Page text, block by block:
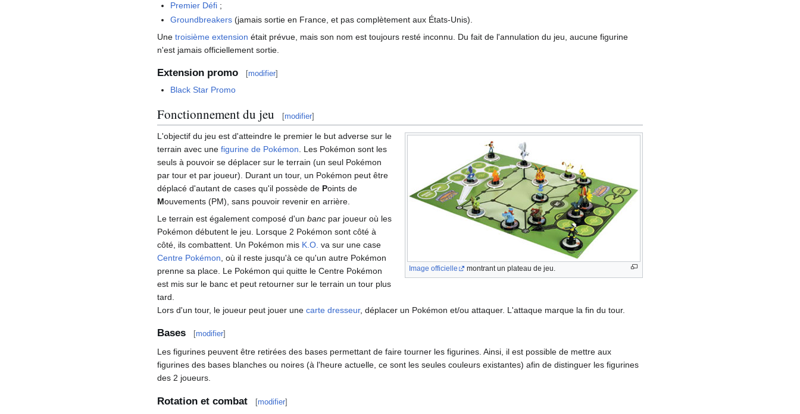
Premier Défi ;
Groundbreakers (jamais sortie en France, et pas complètement aux États-Unis).
Une troisième extension était prévue, mais son nom est toujours resté inconnu. Du fait de l'annulation du jeu, aucune figurine
n'est jamais officiellement sortie.
Extension promo [modifier]
Black Star Promo
Fonctionnement du jeu [modifier]
Image officielle montrant un plateau de jeu.
L'objectif du jeu est d'atteindre le premier le but adverse sur le
terrain avec une figurine de Pokémon . Les Pokémon sont les
seuls à pouvoir se déplacer sur le terrain (un seul Pokémon
par tour et par joueur). Durant un tour, un Pokémon peut être
déplacé d'autant de cases qu'il possède de Points de
Mouvements (PM), sans pouvoir revenir en arrière.
Le terrain est également composé d'un banc par joueur où les
Pokémon débutent le jeu. Lorsque 2 Pokémon sont côté à
côté, ils combattent. Un Pokémon mis K.O. va sur une case
Centre Pokémon , où il reste jusqu'à ce qu'un autre Pokémon
prenne sa place. Le Pokémon qui quitte le Centre Pokémon
est mis sur le banc et peut retourner sur le terrain un tour plus
tard.
Lors d'un tour, le joueur peut jouer une carte dresseur, déplacer un Pokémon et/ou attaquer. L'attaque marque la fin du tour.
Bases [modifier]
Les figurines peuvent être retirées des bases permettant de faire tourner les figurines. Ainsi, il est possible de mettre aux
figurines des bases blanches ou noires (à l'heure actuelle, ce sont les seules couleurs existantes) afin de distinguer les figurines
des 2 joueurs.
Rotation et combat [modifier]